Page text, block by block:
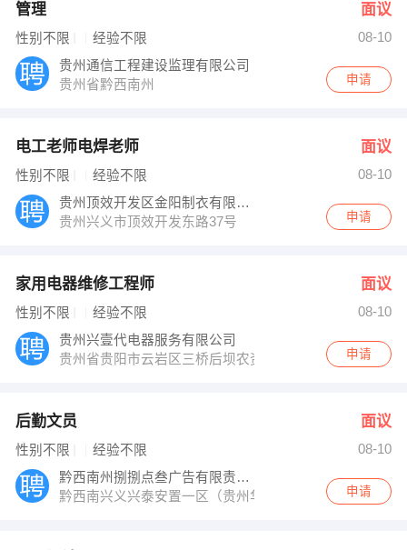
管理 面议
性别不限 经验不限
08-10
贵州通信工程建设监理有限公司
贵州省黔西南州
申请
电工老师电焊老师 面议
性别不限 经验不限
08-10
贵州顶效开发区金阳制衣有限公司
贵州兴义市顶效开发东路37号
申请
家用电器维修工程师 面议
性别不限 经验不限
08-10
贵州兴壹代电器服务有限公司
贵州省贵阳市云岩区三桥后坝农资市场后门草黄路81号
申请
后勤文员 面议
性别不限 经验不限
08-10
黔西南州捌捌点叁广告有限责任公司
黔西南兴义兴泰安置一区（贵州华联城）
申请